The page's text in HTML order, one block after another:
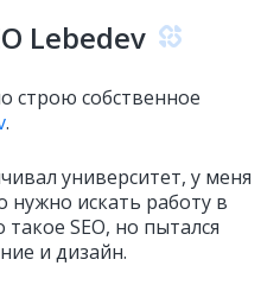
Lebedev
строю собственное
.
университет, у меня
искать работу в
SEO, но пытался
и дизайн.